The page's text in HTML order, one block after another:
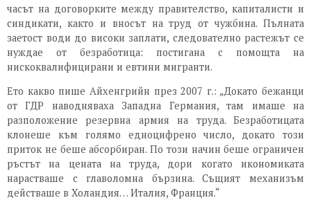
часът на договорките между правителство, капиталисти и
синдикати, както и вносът на труд от чужбина. Пълната
заетост води до високи заплати, следователно растежът се
нуждае от безработица: постигана с помощта на
нискоквалифицирани и евтини мигранти.
Ето какво пише Айхенгрийн през 2007 г.: „Докато бежанци
от ГДР наводняваха Западна Германия, там имаше на
разположение резервна армия на труда. Безработицата
клонеше към голямо едноцифрено число, докато този
приток не беше абсорбиран. По този начин беше ограничен
ръстът на цената на труда, дори когато икономиката
нарастваше с главоломна бързина. Същият механизъм
действаше в Холандия… Италия, Франция.“